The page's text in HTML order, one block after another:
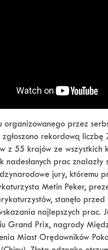
organizowanego przez
zgłoszono rekordową
z 55 krajów ze wszystkich
nadesłanych prac
jury, któremu
Metin Peker,
stanęło przed
najlepszych prac.
Grand Prix, nagrody
Miast Orędowników